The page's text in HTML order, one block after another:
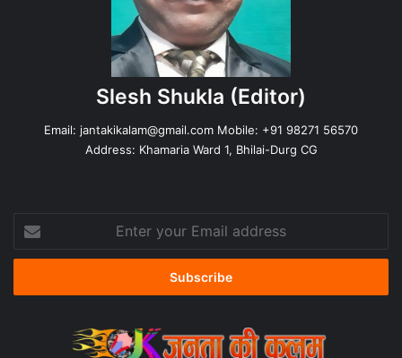
Slesh Shukla (Editor)
Email: jantakikalam@gmail.com Mobile: +91 98271 56570
Address: Khamaria Ward 1, Bhilai-Durg CG
your
Email